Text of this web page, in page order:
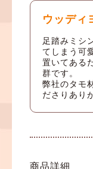
ウッディ
足踏みミシ
てしまう可
置いてある
群です。
弊社のタモ
ださりあり
商品詳細